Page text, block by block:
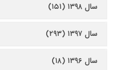
سال ۱۳۹۸ (۱۵۱)
سال ۱۳۹۷ (۲۹۳)
سال ۱۳۹۶ (۱۸)